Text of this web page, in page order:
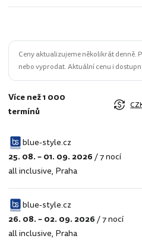
Ceny aktualizujeme několikrát denně.
nebo vyprodat. Aktuální cenu i
Více než 1 000
termínů
blue-
style.cz
blue-style.cz
25. 08. – 01. 09. 2026/7 nocí
all inclusive, Praha
blue-
style.cz
blue-style.cz
26. 08. – 02. 09. 2026/7 nocí
all inclusive, Praha